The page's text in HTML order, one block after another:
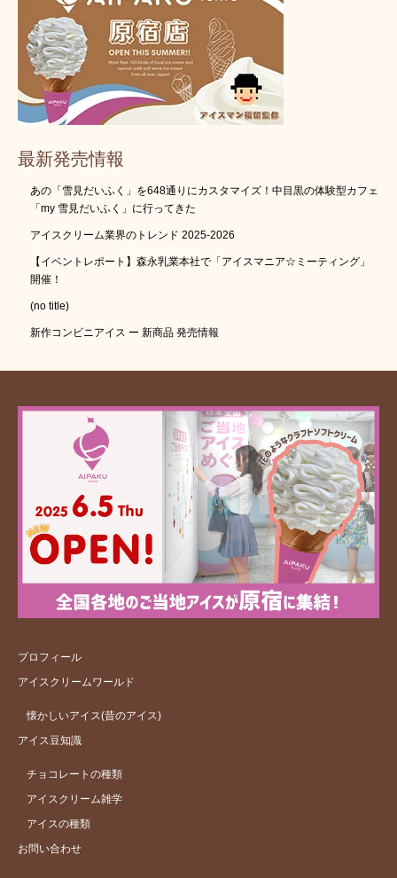
最新発売情報
あの「雪見だいふく」を648通りにカスタマイズ！中目黒の体験型カフェ
「my 雪見だいふく」に行ってきた
アイスクリーム業界のトレンド 2025-2026
【イベントレポート】森永乳業本社で「アイスマニア☆ミーティング」
開催！
(no title)
新作コンビニアイス ー 新商品 発売情報
プロフィール
アイスクリームワールド
懐かしいアイス(昔のアイス)
アイス豆知識
チョコレートの種類
アイスクリーム雑学
アイスの種類
お問い合わせ